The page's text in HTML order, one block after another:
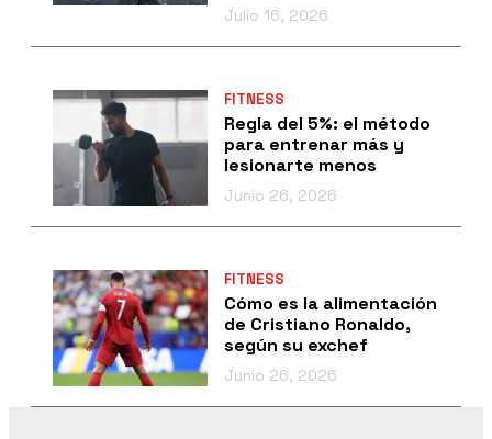
Julio 16, 2026
FITNESS
Regla del 5%: el método
para entrenar más y
lesionarte menos
Junio 26, 2026
FITNESS
Cómo es la alimentación
de Cristiano Ronaldo,
según su exchef
Junio 26, 2026